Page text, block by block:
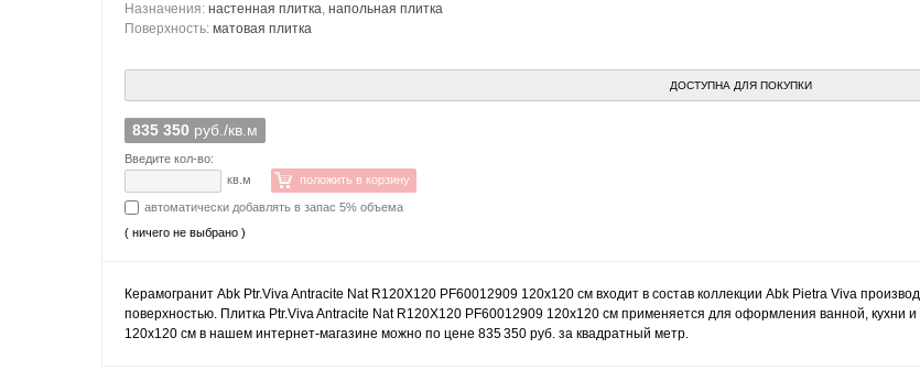
Назначения: настенная плитка, напольная плитка
Поверхность: матовая плитка
ДОСТУПНА ДЛЯ ПОКУПКИ
835 350 руб./кв.м
Введите кол-во:
кв.м
положить в корзину
автоматически добавлять в запас 5% объема
( ничего не выбрано )
Керамогранит Abk Ptr.Viva Antracite Nat R120X120 PF60012909 120x120 см входит в состав коллекции Abk Pietra Viva
поверхностью. Плитка Ptr.Viva Antracite Nat R120X120 PF60012909 120x120 см применяется для оформления ванной, кухни
120x120 см в нашем интернет-магазине можно по цене 835 350 руб. за квадратный метр.